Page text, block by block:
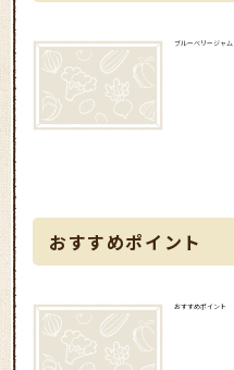
ブルーベリージャム
おすすめポイント
おすすめポイント